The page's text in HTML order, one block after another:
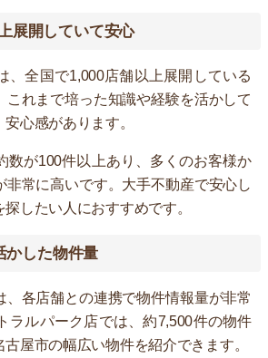
展開していて安心
、全国で1,000店舗以上展開している
これまで培った知識や経験を活かして
心感があります。
数が100件以上あり、多くのお客様か
非常に高いです。大手不動産で安心し
したい人におすすめです。
かした物件量
、各店舗との連携で物件情報量が非常
ラルパーク店では、約7,500件の物件
屋市の幅広い物件を紹介できます。